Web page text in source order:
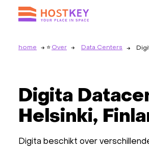
home Over Data Centers
Digita
Helsinki,
Digita beschikt over